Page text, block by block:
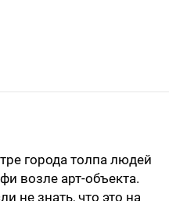
города толпа людей
возле арт-объекта.
не знать, что это на